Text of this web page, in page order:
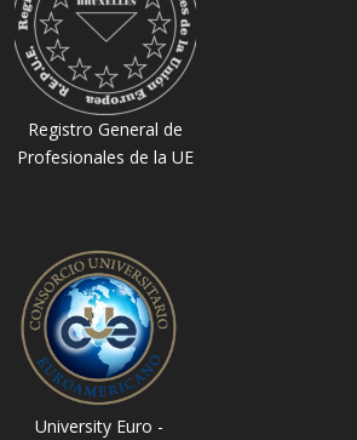
Registro General de
Profesionales de la UE
University Euro -